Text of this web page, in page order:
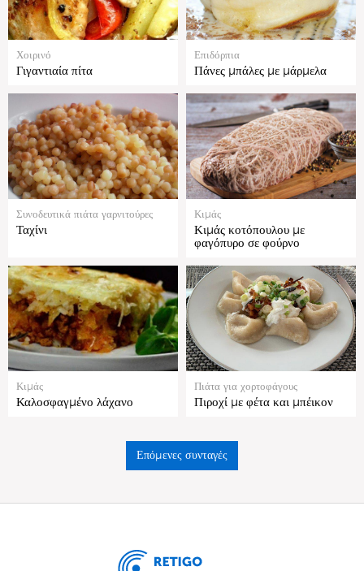
Χοιρινό
Γιγαντιαία πίτα
Επιδόρπια
Πάνες μπάλες με μάρμελα
Συνοδευτικά πιάτα γαρνιτούρες
Ταχίνι
Κιμάς
Κιμάς κοτόπουλου με
φαγόπυρο σε φούρνο
Κιμάς
Καλοσφαγμένο λάχανο
Πιάτα για χορτοφάγους
Πιροχί με φέτα και μπέικον
Επόμενες συνταγές